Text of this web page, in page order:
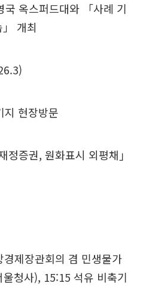
옥스퍼드대와 「사례 기
개최
현장방문
증권, 원화표시 외평채｣
제장관회의 겸 민생물가
청사), 15:15 석유 비축기